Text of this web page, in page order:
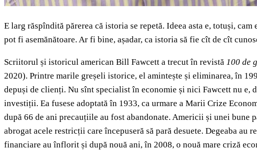
E larg răspîndită părerea că istoria se repetă. Ideea asta e, totuși,
pot fi asemănătoare. Ar fi bine, așadar, ca istoria să fie cît de cît
Scriitorul și istoricul american Bill Fawcett a trecut în revistă 100 de
2020). Printre marile greșeli istorice, el amintește și eliminarea, în
depuși de clienți. Nu sînt specialist în economie și nici Fawcett nu e,
investiții. Ea fusese adoptată în 1933, ca urmare a Marii Crize
după 66 de ani precauțiile au fost abandonate. Americii și unei
abrogat acele restricții care începuseră să pară desuete. Degeaba
financiare au înflorit și după nouă ani, în 2008, o nouă mare criză